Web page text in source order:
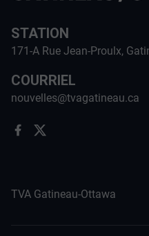
STATION
171-A Rue Jean-Proulx,
COURRIEL
nouvelles@tvagatineau.ca
TVA Gatineau-Ottawa